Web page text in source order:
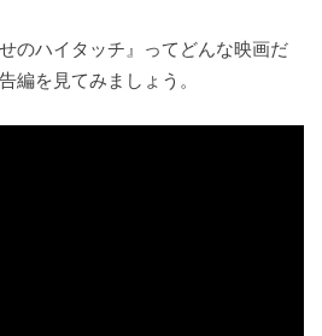
のハイタッチ』ってどんな映画だ
編を見てみましょう。